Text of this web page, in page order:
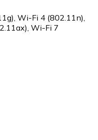
Wi-Fi 4 (802.11n)
Wi-Fi 7